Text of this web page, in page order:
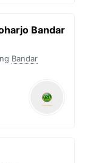
Bandar
Bandar